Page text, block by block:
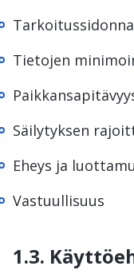
Tietojen
Säilytyksen
Eheys ja
Vastuullisuus
1.3.